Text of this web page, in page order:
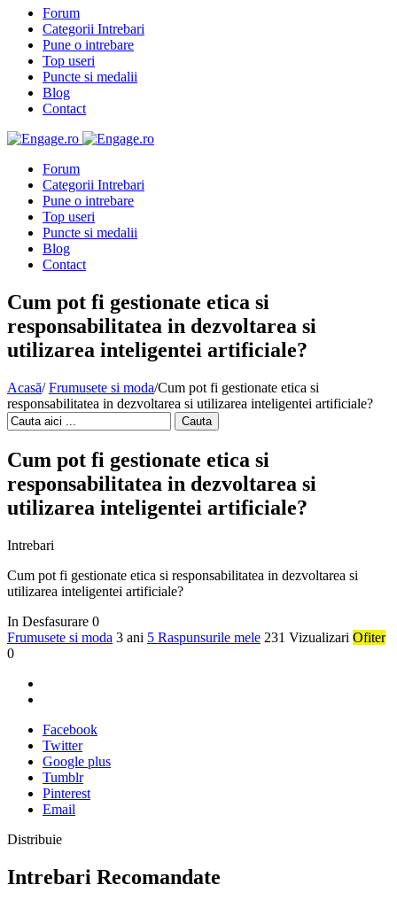
Forum
Categorii Intrebari
Pune o intrebare
Top useri
Puncte si medalii
Blog
Contact
Forum
Categorii Intrebari
Pune o intrebare
Top useri
Puncte si medalii
Blog
Contact
Cum pot fi gestionate etica si
responsabilitatea in dezvoltarea si
utilizarea inteligentei artificiale?
Acasă/ Frumusete si moda/Cum pot fi gestionate etica si
responsabilitatea in dezvoltarea si utilizarea inteligentei artificiale?
Cauta
Cum pot fi gestionate etica si
responsabilitatea in dezvoltarea si
utilizarea inteligentei artificiale?
Intrebari
Cum pot fi gestionate etica si responsabilitatea in dezvoltarea si
utilizarea inteligentei artificiale?
In Desfasurare 0
Frumusete si moda 3 ani 5 Raspunsurile mele 231 Vizualizari Ofiter
0
Facebook
Twitter
Google plus
Tumblr
Pinterest
Email
Distribuie
Intrebari Recomandate